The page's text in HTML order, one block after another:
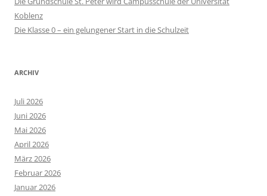
Koblenz
Die Klasse 0 – ein gelungener Start in die Schulzeit
ARCHIV
Juli 2026
Juni 2026
Mai 2026
April 2026
März 2026
Februar 2026
Januar 2026